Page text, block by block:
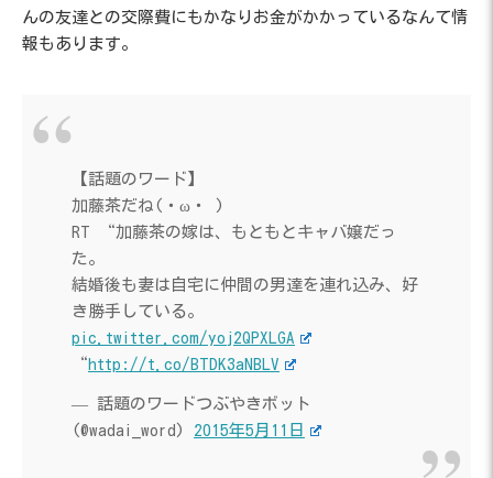
んの友達との交際費にもかなりお金がかかっているなんて情
報もあります。
【話題のワード】
加藤茶だね(・ω・ )
RT “加藤茶の嫁は、もともとキャバ嬢だっ
た。
結婚後も妻は自宅に仲間の男達を連れ込み、好
き勝手している。
pic.twitter.com/yoj2QPXLGA
“http://t.co/BTDK3aNBLV
— 話題のワードつぶやきボット
(@wadai_word) 2015年5月11日